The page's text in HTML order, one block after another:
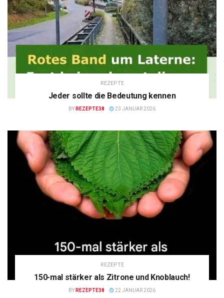
REZEPTE
Jeder sollte die Bedeutung kennen
BY REZEPTE38 23 JANUAR 2026
REZEPTE
150-mal stärker als Zitrone und Knoblauch!
BY REZEPTE38 22 JANUAR 2026